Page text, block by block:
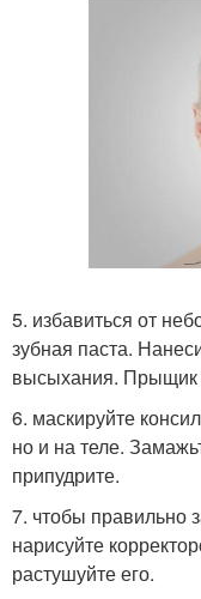
5. избавиться от
зубная паста.
высыхания. Прыщик
6. маскируйте
но и на теле.
припудрите.
7. чтобы правильно
нарисуйте
растушуйте его.